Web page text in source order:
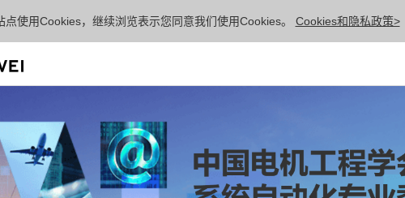
点使用Cookies，继续浏览表示您同意我们使用Cookies。 Cookies和隐私政策>